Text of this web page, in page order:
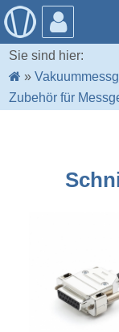
Sie sind hier:
»
Zubehör für